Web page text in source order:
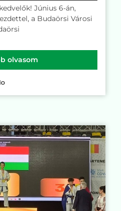
Június 6-án,
a Budaörsi Városi
olvasom